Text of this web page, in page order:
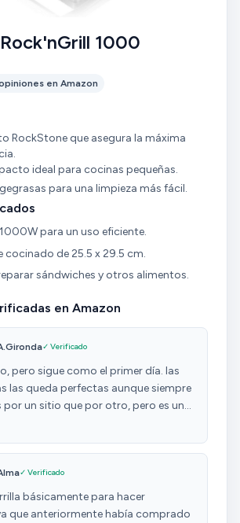
1000
en Amazon
RockStone que asegura la máxima
ideal para cocinas pequeñas.
para una limpieza más fácil.
para un uso eficiente.
cocinado de 25.5 x 29.5 cm.
sándwiches y otros alimentos.
en Amazon
✓ Verificado
pero sigue como el primer día. las
las queda perfectas aunque siempre
por un sitio que por otro, pero es un
tengo años y me encanta, lo
llego en un estado perfecto y
bien por cecotec y por amazon.
✓ Verificado
básicamente para hacer
que anteriormente había comprado